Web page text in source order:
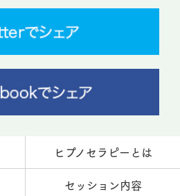
ヒプノセラピーとは
セッション内容